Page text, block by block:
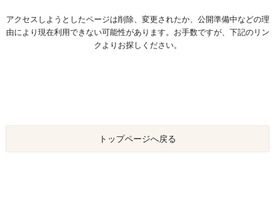
アクセスしようとしたページは削除、変更されたか、公開準備中などの理
由により現在利用できない可能性があります。お手数ですが、下記のリン
クよりお探しください。
トップページへ戻る